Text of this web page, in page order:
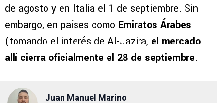
de agosto y en Italia el 1 de septiembre. Sin
embargo, en países como Emiratos Árabes
(tomando el interés de Al-Jazira, el mercado
allí cierra oficialmente el 28 de septiembre.
Juan Manuel Marino